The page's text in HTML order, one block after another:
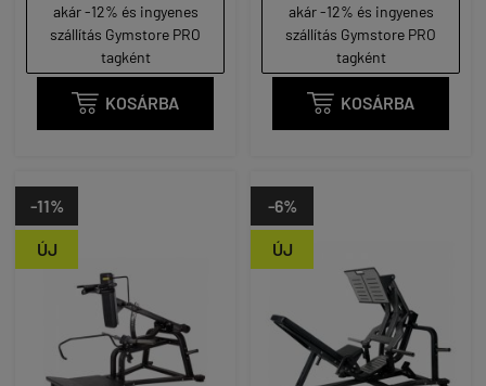
akár -12% és ingyenes
szállítás Gymstore PRO
tagként
 KOSÁRBA
akár -12% és ingyenes
szállítás Gymstore PRO
tagként
 KOSÁRBA
ÚJ
-11%
ÚJ
-6%